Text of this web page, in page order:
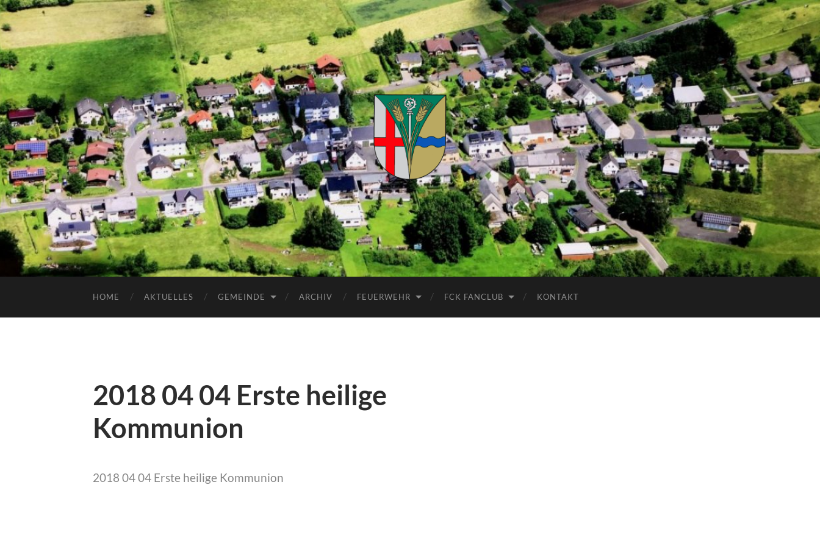
Kuhnhöfen
HOME AKTUELLES GEMEINDE ARCHIV FEUERWEHR FCK FANCLUB KONTAKT
2018 04 04 Erste heilige
Kommunion
2018 04 04 Erste heilige Kommunion